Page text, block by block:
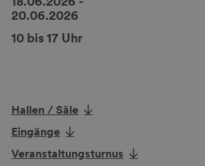
20.06.2026
10 bis 17 Uhr
Hallen / Säle
Eingänge
Veranstaltungsturnus